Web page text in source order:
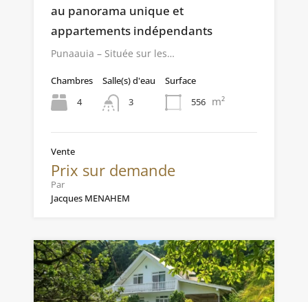
au panorama unique et
appartements indépendants
Punaauia – Située sur les…
Chambres
4
Salle(s) d'eau
3
Surface
556 m²
Vente
Prix sur demande
Par
Jacques MENAHEM